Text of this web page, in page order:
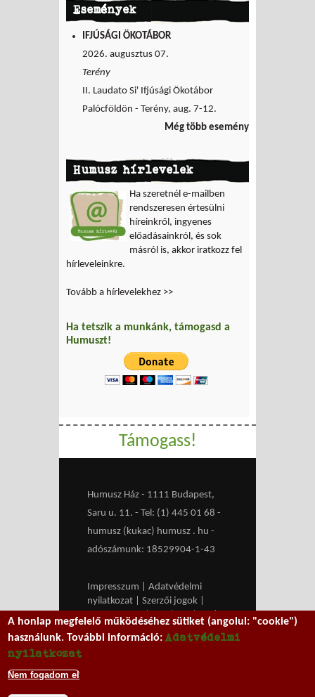
Események
IFJÚSÁGI ÖKOTÁBOR
2026. augusztus 07.
Terény
II. Laudato Si' Ifjúsági Ökotábor
Palócföldön - Terény, aug. 7-12.
Még több esemény
Humusz hírlevelek
Ha szeretnél e-mailben
rendszeresen értesülni
híreinkről, ingyenes
előadásainkról, és sok
másról is, akkor iratkozz fel
hírleveleinkre.
Tovább a hírlevelekhez >>
Ha tetszik a munkánk, támogasd a
Humuszt!
Támogass!
Humusz Ház - 1111 Budapest,
Saru u. 11. - Tel: (1) 445 01 68 -
humusz (kukac) humusz . hu -
adószámunk: 18529904-1-43
Impresszum
Adatvédelmi
nyilatkozat
Szerzői jogok
Médiaajánlat
RSS HU| EN
A honlap megfelelő működéséhez sütiket (angolul: "cookie")
használunk. További információ:Adatvédelmi
nyilatkozat
Nem fogadom el